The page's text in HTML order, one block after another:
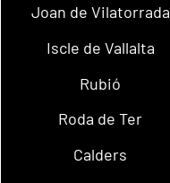
Joan de Vilatorrada
Iscle de Vallalta
Rubió
Roda de Ter
Calders